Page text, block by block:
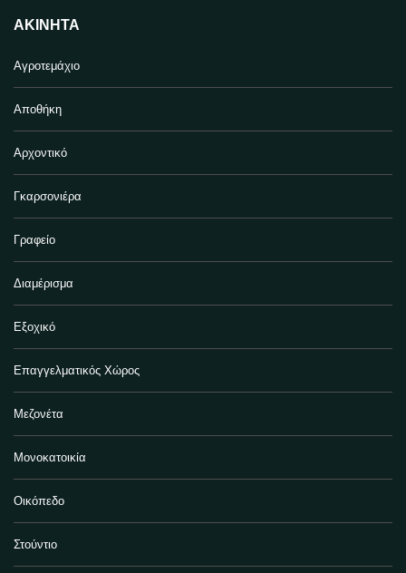
ΑΚΊΝΗΤΑ
Αγροτεμάχιο
Αποθήκη
Αρχοντικό
Γκαρσονιέρα
Γραφείο
Διαμέρισμα
Εξοχικό
Επαγγελματικός Χώρος
Μεζονέτα
Μονοκατοικία
Οικόπεδο
Στούντιο